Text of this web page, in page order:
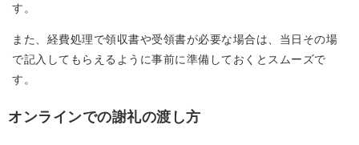
す。
また、経費処理で領収書や受領書が必要な場合は、当日その場
で記入してもらえるように事前に準備しておくとスムーズで
す。
オンラインでの謝礼の渡し方